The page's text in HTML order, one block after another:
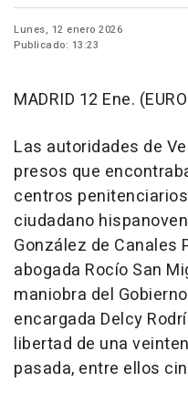
Lunes, 12 enero 2026
Publicado: 13:23
MADRID 12 Ene.
Las autoridades de
presos que
centros
ciudadano
González de Canales
abogada Rocío San
maniobra del
encargada Delcy
libertad de una
pasada, entre ellos